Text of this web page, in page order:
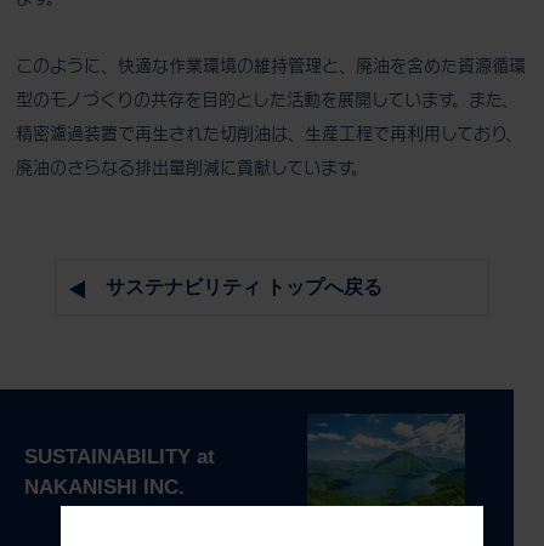
このように、快適な作業環境の維持管理と、廃油を含めた資源循環
型のモノづくりの共存を目的とした活動を展開しています。また、
精密濾過装置で再生された切削油は、生産工程で再利用しており、
廃油のさらなる排出量削減に貢献しています。
サステナビリティ トップへ戻る